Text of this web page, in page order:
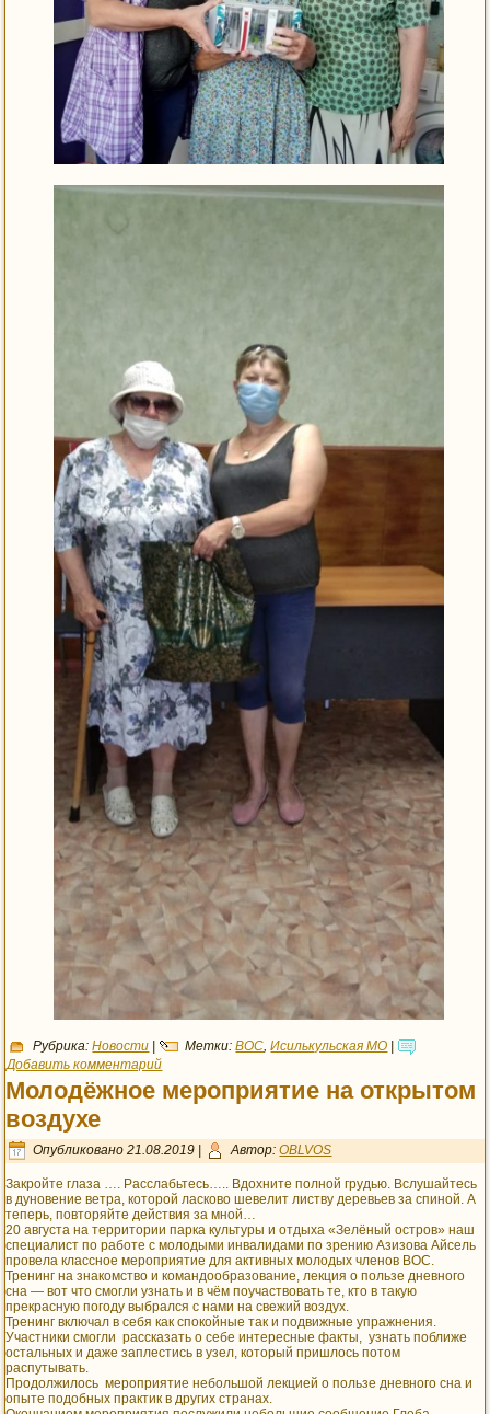
Рубрика: Новости Метки: ВОС,Исилькульская МО
Добавить комментарий
Молодёжное мероприятие на открытом
воздухе
Опубликовано 21.08.2019 Автор: OBLVOS
Закройте глаза …. Расслабьтесь….. Вдохните полной грудью. Вслушайтесь
в дуновение ветра, которой ласково шевелит листву деревьев за спиной. А
теперь, повторяйте действия за мной…
20 августа на территории парка культуры и отдыха «Зелёный остров» наш
специалист по работе с молодыми инвалидами по зрению Азизова Айсель
провела классное мероприятие для активных молодых членов ВОС.
Тренинг на знакомство и командообразование, лекция о пользе дневного
сна — вот что смогли узнать и в чём поучаствовать те, кто в такую
прекрасную погоду выбрался с нами на свежий воздух.
Тренинг включал в себя как спокойные так и подвижные упражнения.
Участники смогли рассказать о себе интересные факты, узнать поближе
остальных и даже заплестись в узел, который пришлось потом
распутывать.
Продолжилось мероприятие небольшой лекцией о пользе дневного сна и
опыте подобных практик в других странах.